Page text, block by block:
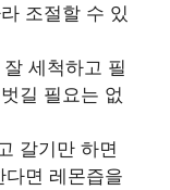
조절할 수 있
세척하고 필
길 필요는 없
갈기만 하면
면 레몬즙을